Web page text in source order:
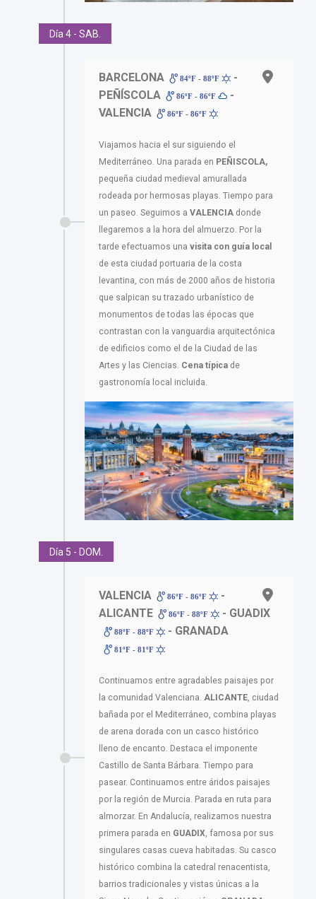
Día 4 - SAB.
BARCELONA 84ºF - 88ºF
-
PEÑÍSCOLA
86ºF - 86ºF
-
VALENCIA
86ºF - 86ºF
Viajamos hacia el sur siguiendo el
Mediterráneo. Una parada en PEÑISCOLA,
pequeña ciudad medieval amurallada
rodeada por hermosas playas. Tiempo para
un paseo. Seguimos a VALENCIA donde
llegaremos a la hora del almuerzo. Por la
tarde efectuamos una visita con guía local
de esta ciudad portuaria de la costa
levantina, con más de 2000 años de historia
que salpican su trazado urbanístico de
monumentos de todas las épocas que
contrastan con la vanguardia arquitectónica
de edificios como el de la Ciudad de las
Artes y las Ciencias. Cena típica de
gastronomía local incluida.
Día 5 - DOM.
VALENCIA 86ºF - 86ºF
-
ALICANTE
86ºF - 88ºF - GUADIX
88ºF - 88ºF - GRANADA
81ºF - 81ºF
Continuamos entre agradables paisajes por
la comunidad Valenciana. ALICANTE , ciudad
bañada por el Mediterráneo, combina playas
de arena dorada con un casco histórico
lleno de encanto. Destaca el imponente
Castillo de Santa Bárbara. Tiempo para
pasear. Continuamos entre áridos paisajes
por la región de Murcia. Parada en ruta para
almorzar. En Andalucía, realizamos nuestra
primera parada en GUADIX , famosa por sus
singulares casas cueva habitadas. Su casco
histórico combina la catedral renacentista,
barrios tradicionales y vistas únicas a la